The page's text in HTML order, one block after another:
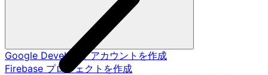
Google Developer アカウントを作成
Firebase プロジェクトを作成